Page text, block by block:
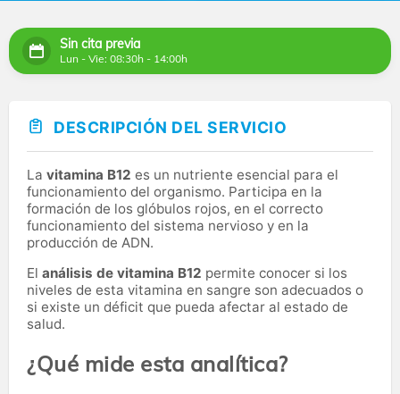
Sin cita previa
Lun - Vie: 08:30h - 14:00h
DESCRIPCIÓN DEL SERVICIO
La vitamina B12 es un nutriente esencial para el
funcionamiento del organismo. Participa en la
formación de los glóbulos rojos, en el correcto
funcionamiento del sistema nervioso y en la
producción de ADN.
El análisis de vitamina B12 permite conocer si los
niveles de esta vitamina en sangre son adecuados o
si existe un déficit que pueda afectar al estado de
salud.
¿Qué mide esta analítica?